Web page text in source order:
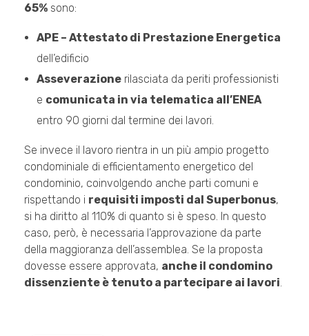
65% sono:
APE – Attestato di Prestazione Energetica
dell’edificio
Asseverazionerilasciata da periti professionisti
e comunicata in via telematica all’ENEA
entro 90 giorni dal termine dei lavori.
Se invece il lavoro rientra in un più ampio progetto
condominiale di efficientamento energetico del
condominio, coinvolgendo anche parti comuni e
rispettando i requisiti imposti dal Superbonus,
si ha diritto al 110% di quanto si è speso. In questo
caso, però, è necessaria l’approvazione da parte
della maggioranza dell’assemblea. Se la proposta
dovesse essere approvata, anche il condomino
dissenziente è tenuto a partecipare ai lavori.